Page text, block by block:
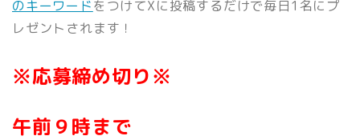
のキーワードをつけてXに投稿するだけで毎日1 名にプ
レゼントされます！
※応募締め切り※
午前９時まで